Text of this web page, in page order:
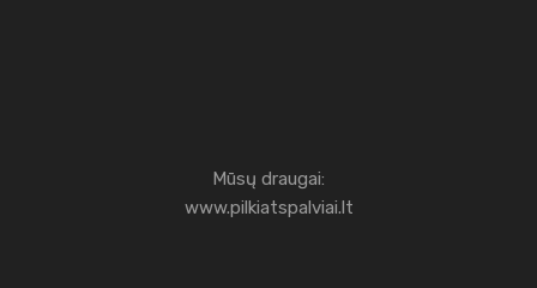
Mūsų draugai:
www.pilkiatspalviai.lt